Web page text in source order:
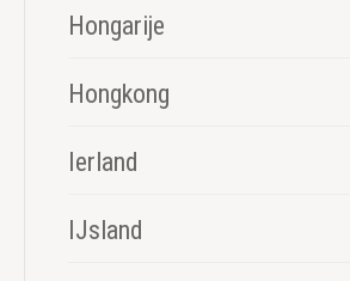
Hongarije
Hongkong
Ierland
IJsland